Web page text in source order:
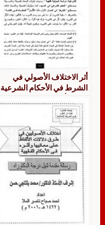
أثر الاختلاف الأصولي في
الشرط في الأحكام الشرعية